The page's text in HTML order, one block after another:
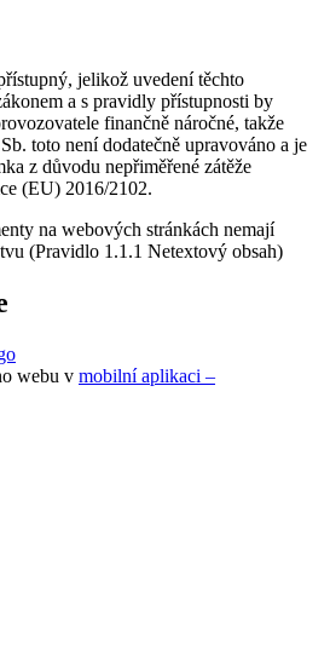
jelikož uvedení těchto
a s pravidly přístupnosti by
finančně náročné, takže
toto není dodatečně upravováno a je
z důvodu nepřiměřené zátěže
(EU) 2016/2102.
na webových stránkách nemají
(Pravidlo 1.1.1 Netextový obsah)
webu v mobilní aplikaci –